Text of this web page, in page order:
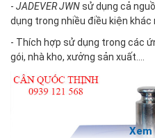
- JADEVER JWNsử dụng cả
dụng trong nhiều điều kiện khác
- Thích hợp sử dụng trong các
gói, nhà kho, xưởng sản xuất....